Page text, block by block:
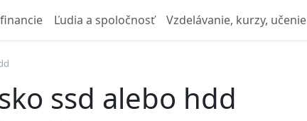
Ľudia a spoločnosť Vzdelávanie, kurzy, učenie
ssd alebo hdd